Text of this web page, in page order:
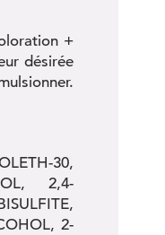
+
désirée
30,
2,4-
2-